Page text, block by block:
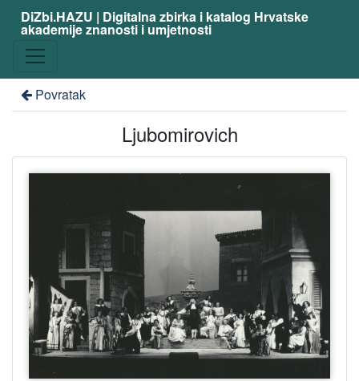
DiZbi.HAZU | Digitalna zbirka i katalog Hrvatske
akademije znanosti i umjetnosti
Povratak
Ljubomirovich